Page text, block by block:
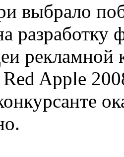
выбрало
разработку
рекламной
Red Apple